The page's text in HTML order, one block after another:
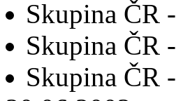
Skupina ČR -
Skupina ČR -
Skupina ČR -